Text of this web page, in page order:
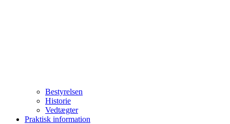
Bestyrelsen
Historie
Vedtægter
Praktisk information